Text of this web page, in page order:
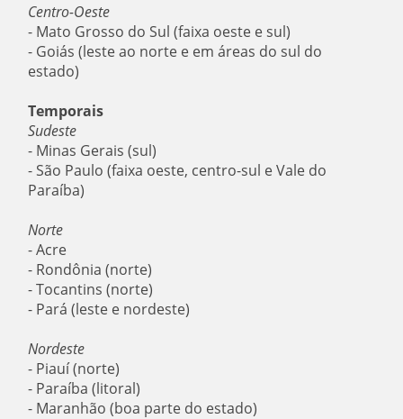
Centro-Oeste
- Mato Grosso do Sul (faixa oeste e sul)
- Goiás (leste ao norte e em áreas do sul do
estado)
Temporais
Sudeste
- Minas Gerais (sul)
- São Paulo (faixa oeste, centro-sul e Vale do
Paraíba)
Norte
- Acre
- Rondônia (norte)
- Tocantins (norte)
- Pará (leste e nordeste)
Nordeste
- Piauí (norte)
- Paraíba (litoral)
- Maranhão (boa parte do estado)